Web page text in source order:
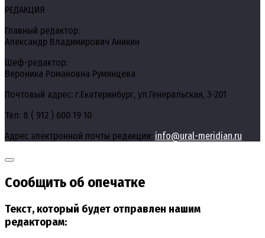
РЕДАКЦИЯ
Главный редактор:
Александр Владимирович Аникин
Шеф-редактор:
Вероника Романовна Румянцева
Почтовый адрес: г.Екатеринбург, ул.Генеральская, 3-201
Тел: 8 ( 912 ) 600 19 10
Адрес электронной почты редакции: info@ural-meridian.ru
Сообщить об опечатке
Текст, который будет отправлен нашим
редакторам: